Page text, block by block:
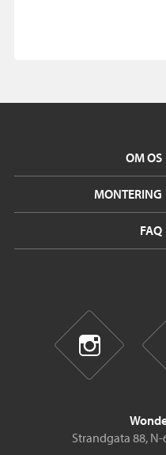
OM OS
MONTERING
FAQ
Strandgata 88,